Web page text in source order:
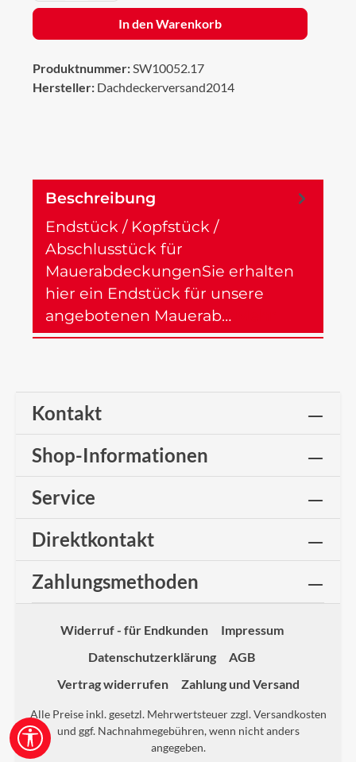
In den Warenkorb
Produktnummer:SW10052.17
Hersteller: Dachdeckerversand2014
Beschreibung
Endstück / Kopfstück /
Abschlusstück für
MauerabdeckungenSie erhalten
hier ein Endstück für unsere
angebotenen Mauerab…
Kontakt
Shop-Informationen
Service
Direktkontakt
Zahlungsmethoden
Widerruf - für Endkunden
Impressum
Datenschutzerklärung
AGB
Vertrag widerrufen
Zahlung und Versand
Alle Preise inkl. gesetzl. Mehrwertsteuer zzgl.Versandkosten
und ggf. Nachnahmegebühren, wenn nicht anders
angegeben.
Werkzeugleiste anzeigen